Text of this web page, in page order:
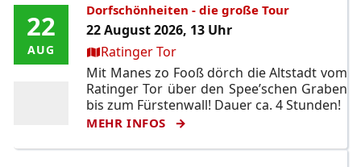
22
AUG
22
AUG
Dorfschönheiten - die große Tour
22 August 2026, 13 Uhr
Ort:Ratinger Tor
Mit Manes zo Fooß dörch die Altstadt vom
Ratinger Tor über den Spee’schen Graben
bis zum Fürstenwall! Dauer ca. 4 Stunden!
MEHR INFOS